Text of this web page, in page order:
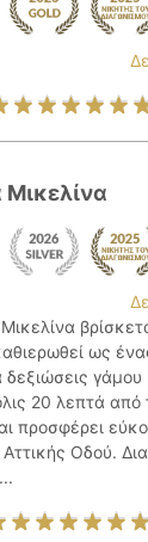
ως
δεξιώσεις γάμου
20 λεπτά από
προσφέρει
Οδού.